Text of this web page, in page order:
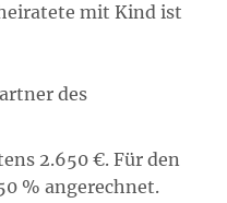
mit Kind ist
des
2.650 €. Für den
% angerechnet.